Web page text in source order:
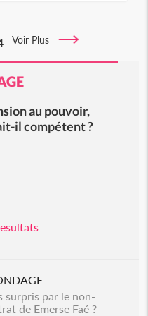
Voir Plus
au pouvoir,
il compétent ?
surpris par le non-
de Emerse Faé ?